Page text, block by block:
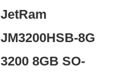
JetRam
JM3200HSB-8G
3200 8GB SO-